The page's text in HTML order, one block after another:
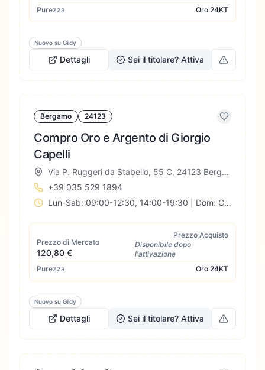
Purezza
Oro 24KT
Nuovo su Gildy
Dettagli Sei il titolare? Attiva
Bergamo 24123
Compro Oro e Argento di Giorgio
Capelli
Via P. Ruggeri da Stabello, 55 C, 24123 Bergamo BG, Italia
+39 035 529 1894
Lun-Sab: 09:00-12:30, 14:00-19:30 | Dom: Chiuso
Prezzo di Mercato
120,80 €
Prezzo Acquisto
Disponibile dopo
l'attivazione
Purezza
Oro 24KT
Nuovo su Gildy
Dettagli Sei il titolare? Attiva